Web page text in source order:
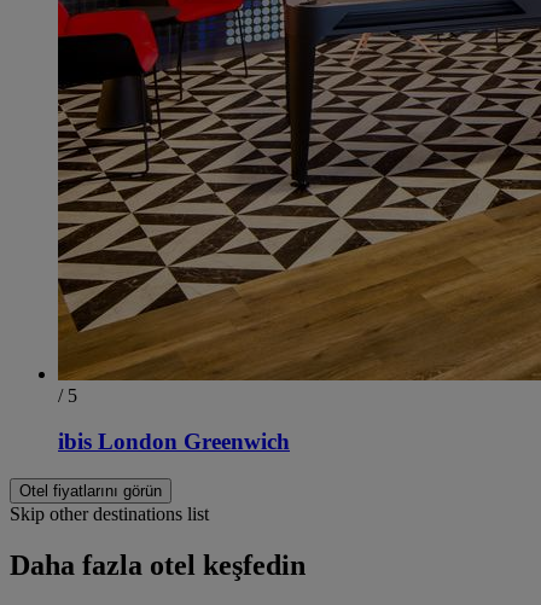
/ 5
ibis London Greenwich
Otel fiyatlarını görün
Skip other destinations list
Daha fazla otel keşfedin